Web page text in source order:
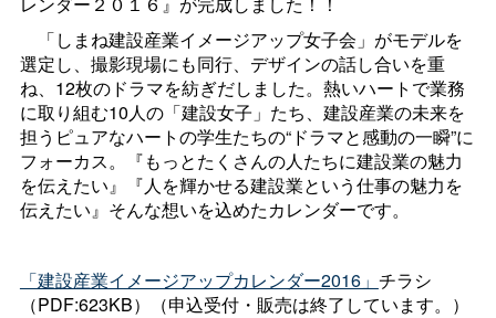
「しまね建設産業イメージアップ女子会」がモデルを
選定し、撮影現場にも同行、デザインの話し合いを重
ね、12枚のドラマを紡ぎだしました。熱いハートで業務
に取り組む10人の「建設女子」たち、建設産業の未来を
担うピュアなハートの学生たちの“ドラマと感動の一瞬”に
フォーカス。『もっとたくさんの人たちに建設業の魅力
を伝えたい』『人を輝かせる建設業という仕事の魅力を
伝えたい』そんな想いを込めたカレンダーです。
「建設産業イメージアップカレンダー2016」 チラシ
（PDF:623KB）（申込受付・販売は終了しています。）